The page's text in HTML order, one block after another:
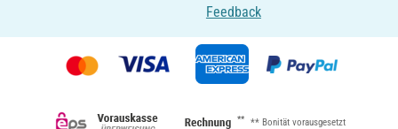
Feedback
** ** Bonität vorausgesetzt